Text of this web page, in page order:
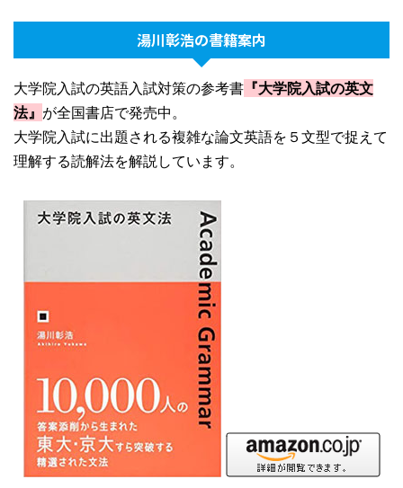
湯川彰浩の書籍案内
大学院入試の英語入試対策の参考書 『大学院入試の英文
法』 が全国書店で発売中。
大学院入試に出題される複雑な論文英語を５文型で捉えて
理解する読解法を解説しています。